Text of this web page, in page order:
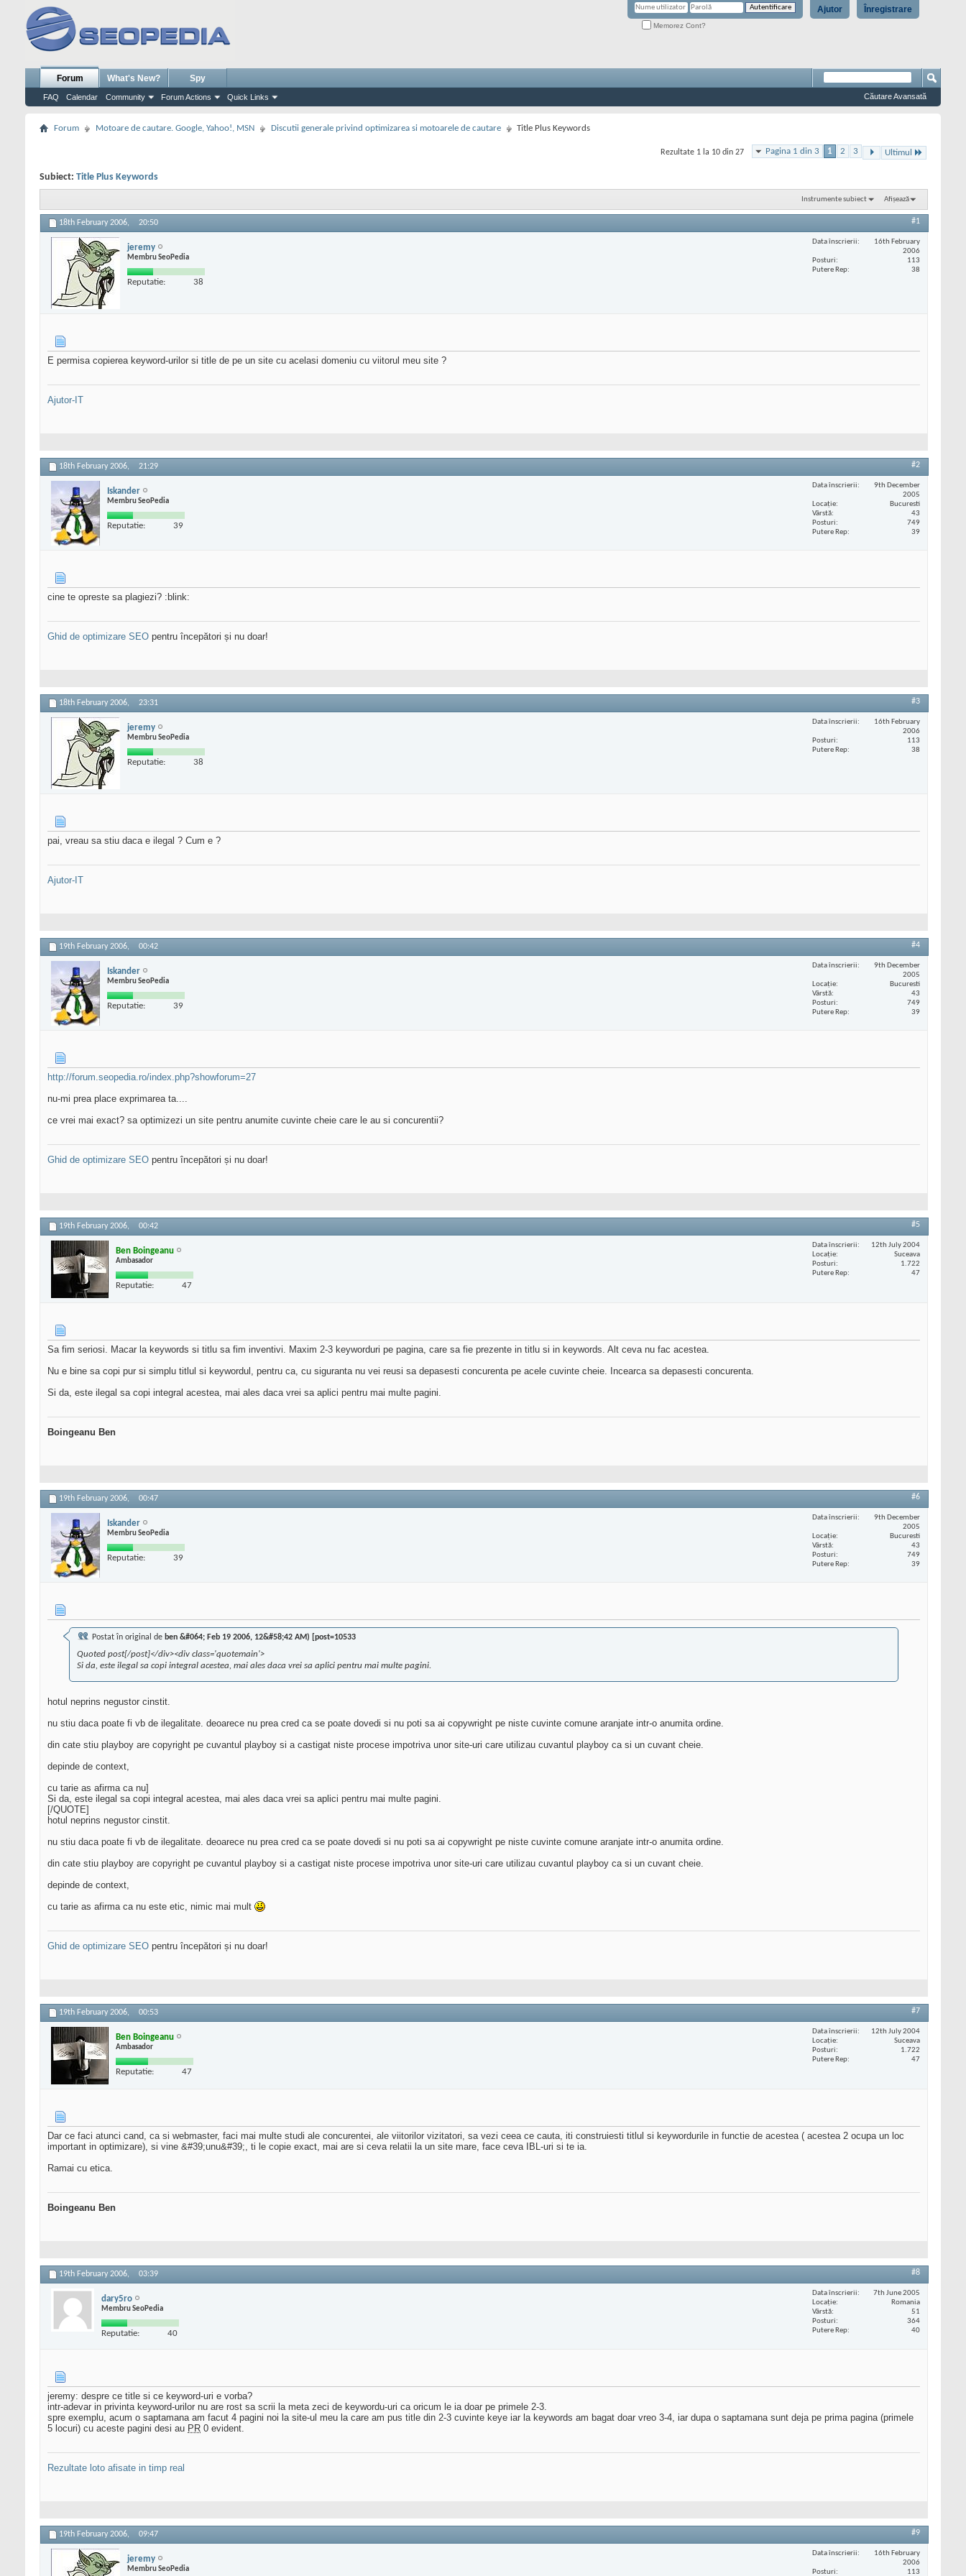
Înregistrare
Ajutor
Memorez Cont?
Forum
FAQ Calendar Community Forum Actions Quick Links
What's New? Spy
Căutare Avansată
Forum Motoare de cautare. Google, Yahoo!, MSN Discutii generale privind optimizarea si motoarele de cautare Title Plus Keywords
Pagina 1 din 3 1 2 3 Ultimul
Rezultate 1 la 10 din 27
Subiect: Title Plus Keywords
Instrumente subiect Afișează
18th February 2006, 20:50 #1
jeremy
Membru SeoPedia
Reputatie: 38
Data înscrierii
16th February
2006
Posturi
113
Putere Rep
38
E permisa copierea keyword-urilor si title de pe un site cu acelasi domeniu cu viitorul meu site ?
Ajutor-IT
18th February 2006, 21:29 #2
Iskander
Membru SeoPedia
Reputatie: 39
Data înscrierii
9th December
2005
Locaţie
Bucuresti
Vârstă
43
Posturi
749
Putere Rep
39
cine te opreste sa plagiezi? :blink:
Ghid de optimizare SEO pentru începători și nu doar!
18th February 2006, 23:31 #3
jeremy
Membru SeoPedia
Reputatie: 38
Data înscrierii
16th February
2006
Posturi
113
Putere Rep
38
pai, vreau sa stiu daca e ilegal ? Cum e ?
Ajutor-IT
19th February 2006, 00:42 #4
Iskander
Membru SeoPedia
Reputatie: 39
Data înscrierii
9th December
2005
Locaţie
Bucuresti
Vârstă
43
Posturi
749
Putere Rep
39
http://forum.seopedia.ro/index.php?showforum=27
nu-mi prea place exprimarea ta....
ce vrei mai exact? sa optimizezi un site pentru anumite cuvinte cheie care le au si concurentii?
Ghid de optimizare SEO pentru începători și nu doar!
19th February 2006, 00:42 #5
Ben Boingeanu
Ambasador
Reputatie: 47
Data înscrierii
12th July 2004
Locaţie
Suceava
Posturi
1.722
Putere Rep
47
Sa fim seriosi. Macar la keywords si titlu sa fim inventivi. Maxim 2-3 keyworduri pe pagina, care sa fie prezente in titlu si in keywords. Alt ceva nu fac acestea.
Nu e bine sa copi pur si simplu titlul si keywordul, pentru ca, cu siguranta nu vei reusi sa depasesti concurenta pe acele cuvinte cheie. Incearca sa depasesti concurenta.
Si da, este ilegal sa copi integral acestea, mai ales daca vrei sa aplici pentru mai multe pagini.
Boingeanu Ben
19th February 2006, 00:47 #6
Iskander
Membru SeoPedia
Reputatie: 39
Data înscrierii
9th December
2005
Locaţie
Bucuresti
Vârstă
43
Posturi
749
Putere Rep
39
Postat în original de ben &#064; Feb 19 2006, 12&#58;42 AM) [post=10533
Quoted post[/post]</div><div class='quotemain'>
Si da, este ilegal sa copi integral acestea, mai ales daca vrei sa aplici pentru mai multe pagini.
hotul neprins negustor cinstit.
nu stiu daca poate fi vb de ilegalitate. deoarece nu prea cred ca se poate dovedi si nu poti sa ai copywright pe niste cuvinte comune aranjate intr-o anumita ordine.
din cate stiu playboy are copyright pe cuvantul playboy si a castigat niste procese impotriva unor site-uri care utilizau cuvantul playboy ca si un cuvant cheie.
depinde de context,
cu tarie as afirma ca nu]
Si da, este ilegal sa copi integral acestea, mai ales daca vrei sa aplici pentru mai multe pagini.
[/QUOTE]
hotul neprins negustor cinstit.
nu stiu daca poate fi vb de ilegalitate. deoarece nu prea cred ca se poate dovedi si nu poti sa ai copywright pe niste cuvinte comune aranjate intr-o anumita ordine.
din cate stiu playboy are copyright pe cuvantul playboy si a castigat niste procese impotriva unor site-uri care utilizau cuvantul playboy ca si un cuvant cheie.
depinde de context,
cu tarie as afirma ca nu este etic, nimic mai mult
Ghid de optimizare SEO pentru începători și nu doar!
19th February 2006, 00:53 #7
Ben Boingeanu
Ambasador
Reputatie: 47
Data înscrierii
12th July 2004
Locaţie
Suceava
Posturi
1.722
Putere Rep
47
Dar ce faci atunci cand, ca si webmaster, faci mai multe studi ale concurentei, ale viitorilor vizitatori, sa vezi ceea ce cauta, iti construiesti titlul si keywordurile in functie de acestea ( acestea 2 ocupa un loc
important in optimizare), si vine &#39;unu&#39;, ti le copie exact, mai are si ceva relatii la un site mare, face ceva IBL-uri si te ia.
Ramai cu etica.
Boingeanu Ben
19th February 2006, 03:39 #8
dary5ro
Membru SeoPedia
Reputatie: 40
Data înscrierii
7th June 2005
Locaţie
Romania
Vârstă
51
Posturi
364
Putere Rep
40
jeremy: despre ce title si ce keyword-uri e vorba?
intr-adevar in privinta keyword-urilor nu are rost sa scrii la meta zeci de keywordu-uri ca oricum le ia doar pe primele 2-3.
spre exemplu, acum o saptamana am facut 4 pagini noi la site-ul meu la care am pus title din 2-3 cuvinte keye iar la keywords am bagat doar vreo 3-4, iar dupa o saptamana sunt deja pe prima pagina (primele
5 locuri) cu aceste pagini desi au PR 0 evident.
Rezultate loto afisate in timp real
19th February 2006, 09:47 #9
jeremy
Membru SeoPedia
Data înscrierii
16th February
2006
Posturi
113